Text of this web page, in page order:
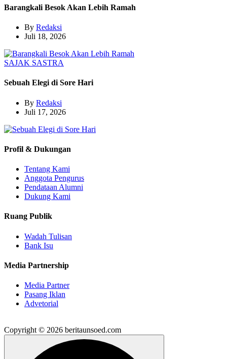
Barangkali Besok Akan Lebih Ramah
By Redaksi
Juli 18, 2026
SAJAK SASTRA
Sebuah Elegi di Sore Hari
By Redaksi
Juli 17, 2026
Profil & Dukungan
Tentang Kami
Anggota Pengurus
Pendataan Alumni
Dukung Kami
Ruang Publik
Wadah Tulisan
Bank Isu
Media Partnership
Media Partner
Pasang Iklan
Advetorial
Copyright © 2026 beritaunsoed.com